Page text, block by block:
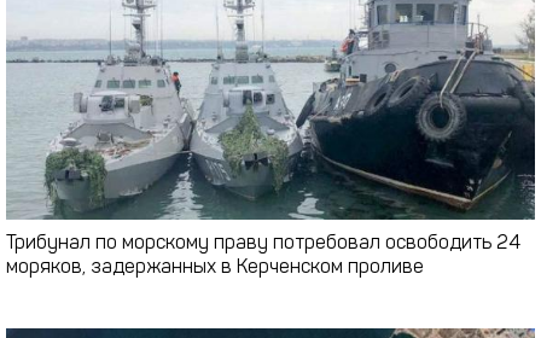
Трибунал по морскому праву потребовал освободить 24
моряков, задержанных в Керченском проливе